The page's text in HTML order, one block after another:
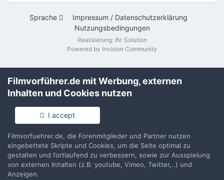
Sprache
Impressum / Datenschutzerklärung
Nutzungsbedingungen
Realisierung: IN-Solution
Powered by Invision Community
Filmvorführer.de mit Werbung, externen
Inhalten und Cookies nutzen
I accept
Filmvorfuehrer.de, die Forenmitglieder und Partner nutzen
eingebettete Skripte und Cookies, um die Seite optimal zu
gestalten und fortlaufend zu verbessern, sowie zur Ausspielung
von externen Inhalten (z.B. youtube, Vimeo, Twitter,..) und
Anzeigen.